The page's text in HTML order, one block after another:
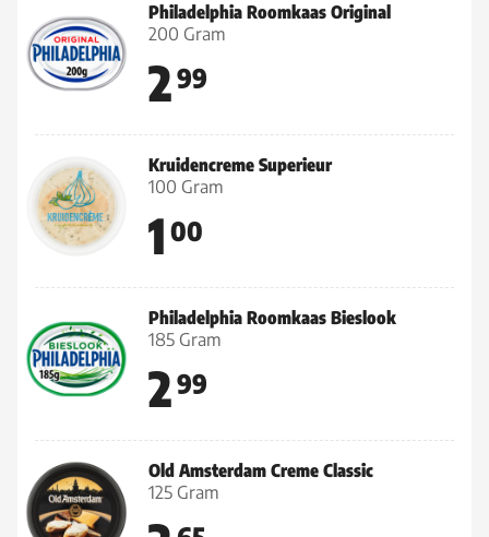
Philadelphia Roomkaas Original
200 Gram
299
Kruidencreme Superieur
100 Gram
1 00
Philadelphia Roomkaas Bieslook
185 Gram
299
Old Amsterdam Creme Classic
125 Gram